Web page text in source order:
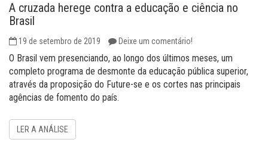
A cruzada herege contra a educação e ciência no
Brasil
19 de setembro de 2019 Deixe um comentário!
O Brasil vem presenciando, ao longo dos últimos meses, um
completo programa de desmonte da educação pública superior,
através da proposição do Future-se e os cortes nas principais
agências de fomento do país.
LER A ANÁLISE